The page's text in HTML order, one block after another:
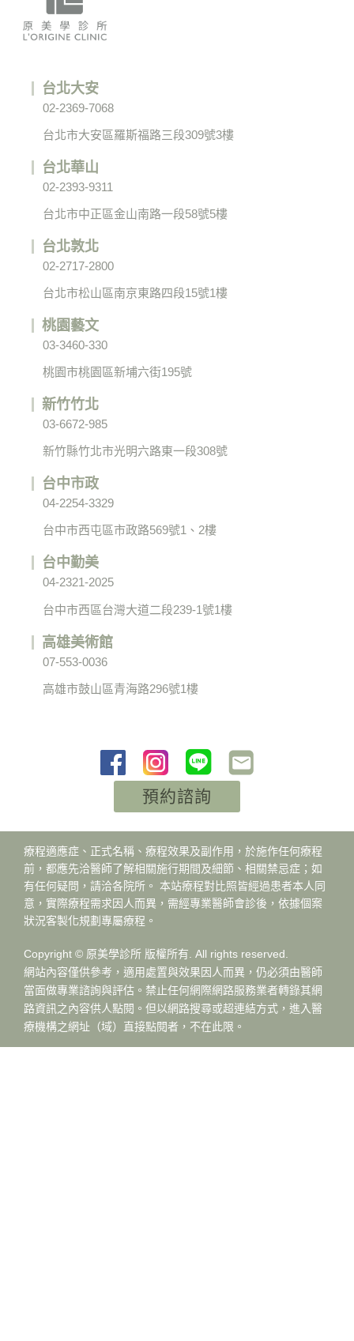
台北大安
02-2369-7068
台北市大安區羅斯福路三段309號3樓
台北華山
02-2393-9311
台北市中正區金山南路一段58號5樓
台北敦北
02-2717-2800
台北市松山區南京東路四段15號1樓
桃園藝文
03-3460-330
桃園市桃園區新埔六街195號
新竹竹北
03-6672-985
新竹縣竹北市光明六路東一段308號
台中市政
04-2254-3329
台中市西屯區市政路569號1、2樓
台中勤美
04-2321-2025
台中市西區台灣大道二段239-1號1樓
高雄美術館
07-553-0036
高雄市鼓山區青海路296號1樓
預約諮詢
療程適應症、正式名稱、療程效果及副作用，於施作任何療程
前，都應先洽醫師了解相關施行期間及細節、相關禁忌症；如
有任何疑問，請洽各院所。 本站療程對比照皆經過患者本人同
意，實際療程需求因人而異，需經專業醫師會診後，依據個案
狀況客製化規劃專屬療程。
Copyright © 原美學診所 版權所有. All rights reserved.
網站內容僅供參考，適用處置與效果因人而異，仍必須由醫師
當面做專業諮詢與評估。禁止任何網際網路服務業者轉錄其網
路資訊之內容供人點閱。但以網路搜尋或超連結方式，進入醫
療機構之網址（域）直接點閱者，不在此限。